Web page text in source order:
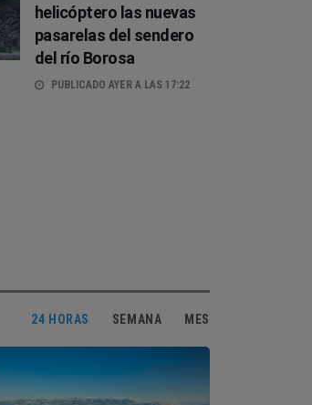
helicóptero las nuevas
pasarelas del sendero
del río Borosa
PUBLICADO AYER A LAS 17:22
24 HORAS SEMANA MES